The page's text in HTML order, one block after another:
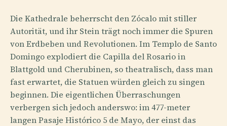
Die Kathedrale beherrscht den Zócalo mit stiller
Autorität, und ihr Stein trägt noch immer die Spuren
von Erdbeben und Revolutionen. Im Templo de Santo
Domingo explodiert die Capilla del Rosario in
Blattgold und Cherubinen, so theatralisch, dass man
fast erwartet, die Statuen würden gleich zu singen
beginnen. Die eigentlichen Überraschungen
verbergen sich jedoch anderswo: im 477-meter
langen Pasaje Histórico 5 de Mayo, der einst das